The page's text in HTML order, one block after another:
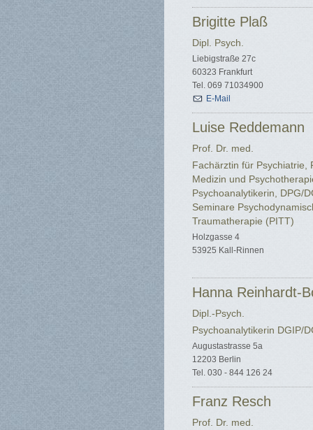
Brigitte Plaß
Dipl. Psych.
Liebigstraße 27c
60323 Frankfurt
Tel. 069 71034900
E-Mail
Luise Reddemann
Prof. Dr. med.
Fachärztin für Psychiatrie,
Medizin und
Psychoanalytikerin, DPG/
Seminare
Traumatherapie (PITT)
Holzgasse 4
53925 Kall-Rinnen
Hanna Reinhardt-
Dipl.-Psych.
Psychoanalytikerin DGIP/
Augustastrasse 5a
12203 Berlin
Tel. 030 - 844 126 24
Franz Resch
Prof. Dr. med.